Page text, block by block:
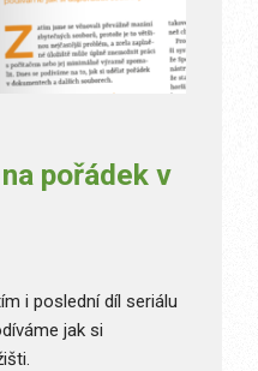
pořádek v
i poslední díl seriálu
jak si